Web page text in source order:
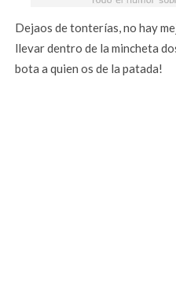
Dejaos de tonterías, no hay
llevar dentro de la mincheta
bota a quien os de la patada!